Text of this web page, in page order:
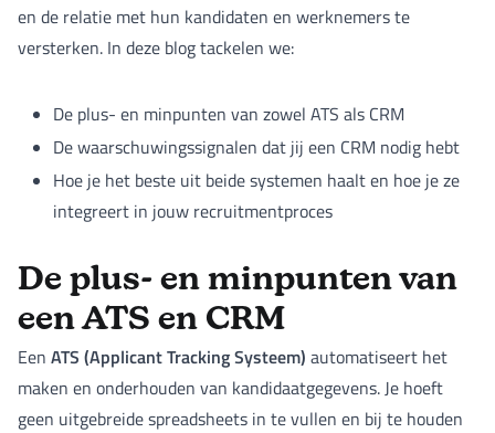
en de relatie met hun kandidaten en werknemers te
versterken. In deze blog tackelen we:
De plus- en minpunten van zowel ATS als CRM
De waarschuwingssignalen dat jij een CRM nodig hebt
Hoe je het beste uit beide systemen haalt en hoe je ze
integreert in jouw recruitmentproces
De plus- en minpunten van
een ATS en CRM
Een ATS (Applicant Tracking Systeem) automatiseert het
maken en onderhouden van kandidaatgegevens. Je hoeft
geen uitgebreide spreadsheets in te vullen en bij te houden